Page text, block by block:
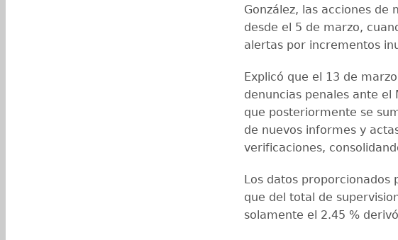
González, las acciones
desde el 5 de marzo,
alertas por incrementos
Explicó que el 13 de
denuncias penales ante el
que posteriormente se
de nuevos informes y
verificaciones,
Los datos proporcionados
que del total de
solamente el 2.45 %